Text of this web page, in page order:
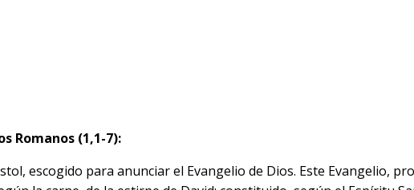
Romanos (1,1-7):
escogido para anunciar el Evangelio de Dios. Este Evangelio,